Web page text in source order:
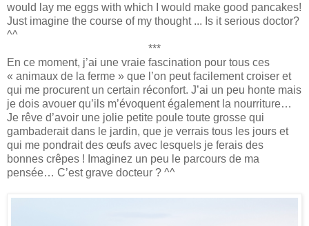
would lay me eggs with which I would make good pancakes!
Just imagine the course of my thought ... Is it serious doctor?
^^
***
En ce moment, j’ai une vraie fascination pour tous ces
« animaux de la ferme » que l’on peut facilement croiser et
qui me procurent un certain réconfort. J’ai un peu honte mais
je dois avouer qu’ils m’évoquent également la nourriture…
Je rêve d’avoir une jolie petite poule toute grosse qui
gambaderait dans le jardin, que je verrais tous les jours et
qui me pondrait des œufs avec lesquels je ferais des
bonnes crêpes ! Imaginez un peu le parcours de ma
pensée… C’est grave docteur ? ^^